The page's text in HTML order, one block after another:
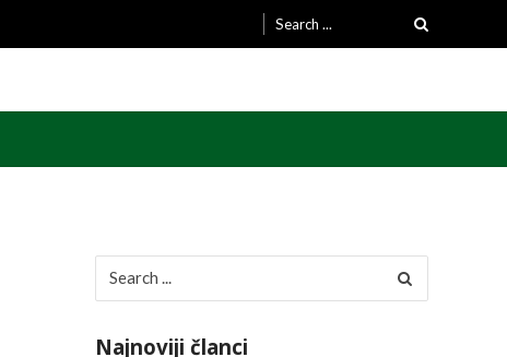
Search
for:
for:
Najnoviji članci